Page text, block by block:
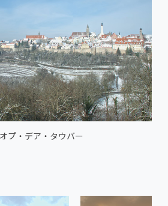
プ・デア・タウバー